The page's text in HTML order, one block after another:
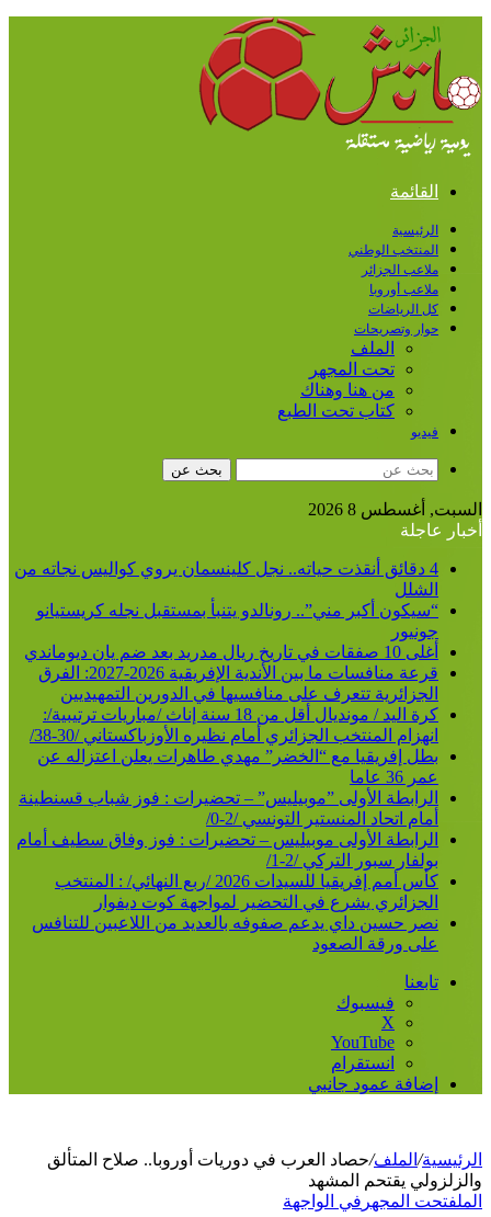
القائمة
الرئيسية
المنتخب الوطني
ملاعب الجزائر
ملاعب أوروبا
كل الرياضات
حوار وتصريحات
الملف
تحت المجهر
من هنا وهناك
كتاب تحت الطبع
فيديو
بحث عن
السبت, أغسطس 8 2026
أخبار عاجلة
4 دقائق أنقذت حياته.. نجل كلينسمان يروي كواليس نجاته من
الشلل
“سيكون أكبر مني”.. رونالدو يتنبأ بمستقبل نجله كريستيانو
جونيور
أغلى 10 صفقات في تاريخ ريال مدريد بعد ضم يان ديوماندي
قرعة منافسات ما بين الأندية الإفريقية 2026-2027: الفرق
الجزائرية تتعرف على منافسيها في الدورين التمهيديين
كرة اليد / مونديال أقل من 18 سنة إناث /مباريات ترتيبية/:
انهزام المنتخب الجزائري أمام نظيره الأوزباكستاني /30-38/
بطل إفريقيا مع “الخضر” مهدي طاهرات يعلن اعتزاله عن
عمر 36 عاما
الرابطة الأولى ”موبيليس” – تحضيرات : فوز شباب قسنطينة
أمام اتحاد المنستير التونسي /2-0/
الرابطة الأولى موبيليس – تحضيرات : فوز وفاق سطيف أمام
بولفار سبور التركي /2-1/
كأس أمم إفريقيا للسيدات 2026 /ربع النهائي/ : المنتخب
الجزائري يشرع في التحضير لمواجهة كوت ديفوار
نصر حسين داي يدعم صفوفه بالعديد من اللاعبين للتنافس
على ورقة الصعود
تابعنا
فيسبوك
‫X
‫YouTube
انستقرام
إضافة عمود جانبي
الرئيسية/ الملف/حصاد العرب في دوريات أوروبا.. صلاح المتألق
والزلزولي يقتحم المشهد
الملفتحت المجهر في الواجهة